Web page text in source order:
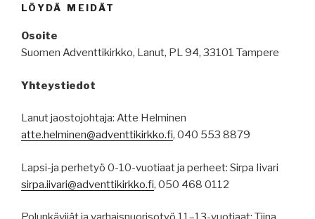
LÖYDÄ MEIDÄT
Osoite
Suomen Adventtikirkko, Lanut, PL 94, 33101 Tampere
Yhteystiedot
Lanut jaostojohtaja: Atte Helminen
atte.helminen@adventtikirkko.fi, 040 553 8879
Lapsi-ja perhetyö 0-10-vuotiaat ja perheet: Sirpa Iivari
sirpa.iivari@adventtikirkko.fi, 050 468 0112